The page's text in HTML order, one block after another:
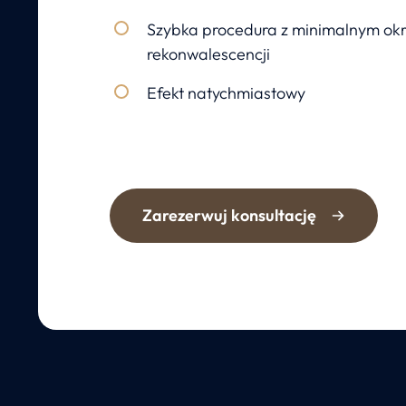
Szybka procedura z minimalnym
rekonwalescencji
Efekt natychmiastowy
Zarezerwuj konsultację